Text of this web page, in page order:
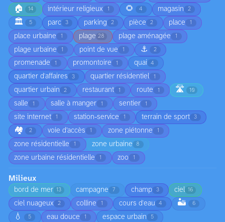
🏠 14 intérieur religieux 1 🌻 4 magasin 2
🏛️ 5 parc 3 parking 2 pièce 2 place 1
place urbaine 1 plage 28 plage aménagée 1
plage urbaine 1 point de vue 1 ⚓ 2
promenade 1 promontoire 1 quai 4
quartier d'affaires 3 quartier résidentiel 1
quartier urbain 2 restaurant 1 route 1 🛣️ 10
salle 1 salle à manger 1 sentier 1
site internet 1 station-service 1 terrain de sport 3
🏘️ 2 voie d’accès 1 zone piétonne 1
zone résidentielle 1 zone urbaine 8
zone urbaine résidentielle 1 zoo 1
Milieux
bord de mer 13 campagne 7 champ 3 ciel 16
ciel nuageux 2 colline 1 cours d'eau 4 🏜️ 6
💧 5 eau douce 1 espace urbain 5